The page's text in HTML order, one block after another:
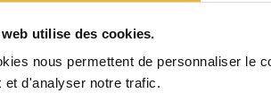
utilise des cookies.
nous permettent de personnaliser le
et d'analyser notre trafic.Posté :